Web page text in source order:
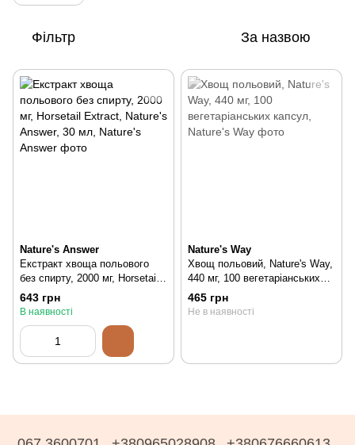
Фільтр За назвою
Nature's Answer
Екстракт хвоща польового
без спирту, 2000 мг, Horsetail
Extract, Nature's Answer, 30
мл, 30 мл
643 грн
В наявності
Nature's Way
Хвощ польовий, Nature's Way,
440 мг, 100 вегетаріанських
капсул, 100 шт
465 грн
Не в наявності